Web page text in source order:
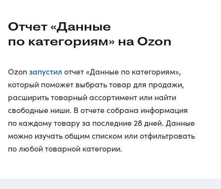
Отчет «Данные
по категориям» на Ozon
Ozon запустил отчет «Данные по категориям»,
который поможет выбрать товар для продажи,
расширить товарный ассортимент или найти
свободные ниши. В отчете собрана информация
по каждому товару за последние 28 дней. Данные
можно изучать общим списком или отфильтровать
по любой товарной категории.